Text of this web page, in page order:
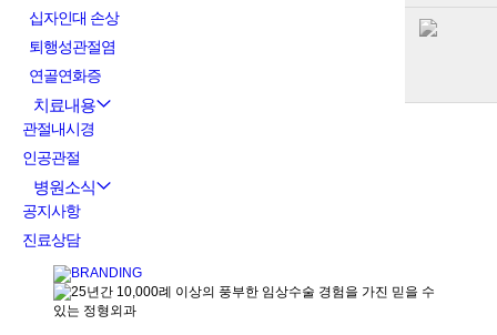
십자인대 손상
퇴행성관절염
연골연화증
치료내용
관절내시경
인공관절
병원소식
공지사항
진료상담